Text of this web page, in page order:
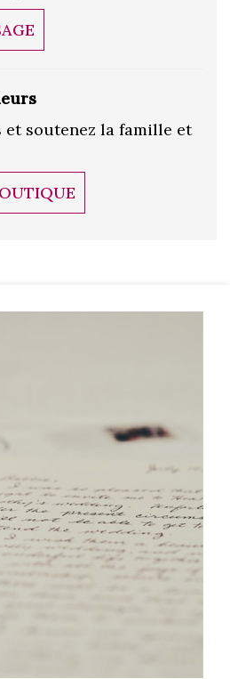
et soutenez la famille et